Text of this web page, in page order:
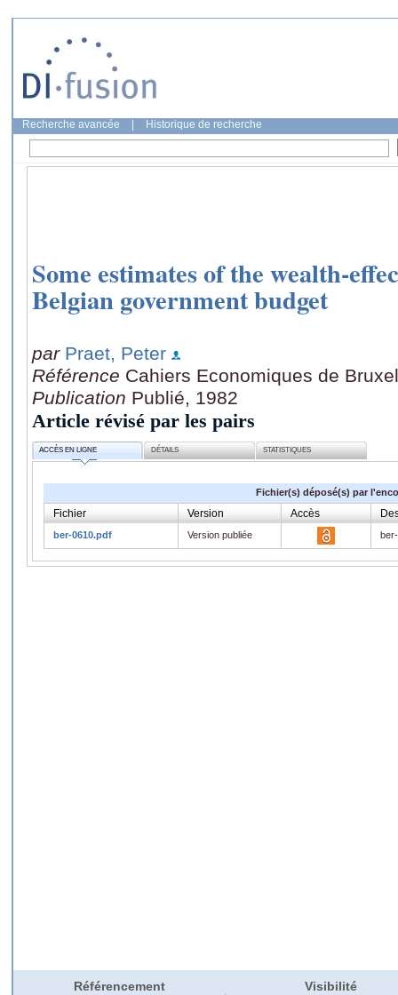
Recherche avancée Historique de recherche
Some estimates of the wealth-
Belgian government budget
par Praet, Peter
Référence Cahiers Economiques de
Publication Publié, 1982
Article révisé par les pairs
ACCÈS EN LIGNE DÉTAILS STATISTIQUES
Fichier(s) déposé(s) par
Fichier Version Accès
ber-0610.pdf Version publiée
Référencement Visibilité